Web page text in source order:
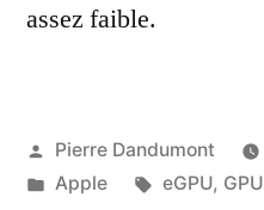
assez faible.
Publié
par
Pierre Dandumont
Publié
Apple Étiquettes :
eGPU, GPU